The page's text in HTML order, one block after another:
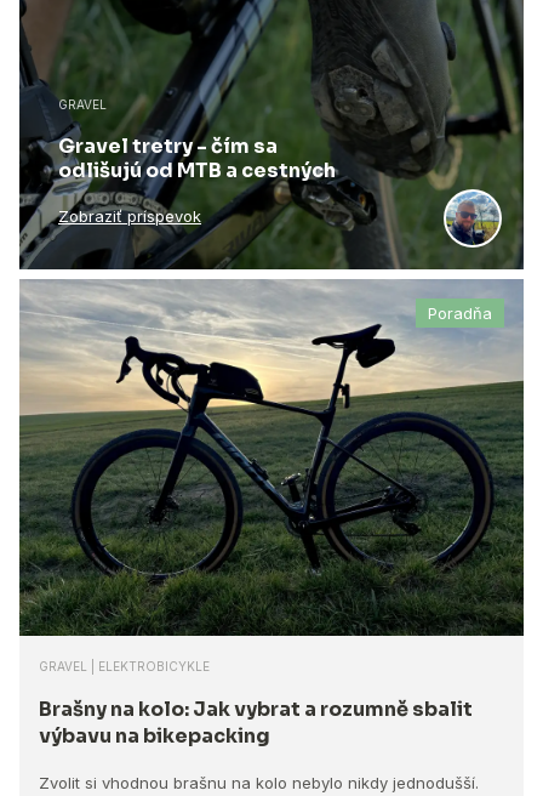
GRAVEL
Gravel tretry - čím sa
odlišujú od MTB a cestných
Zobraziť príspevok
Poradňa
GRAVEL | ELEKTROBICYKLE
Brašny na kolo: Jak vybrat a rozumně sbalit
výbavu na bikepacking
Zvolit si vhodnou brašnu na kolo nebylo nikdy jednodušší.